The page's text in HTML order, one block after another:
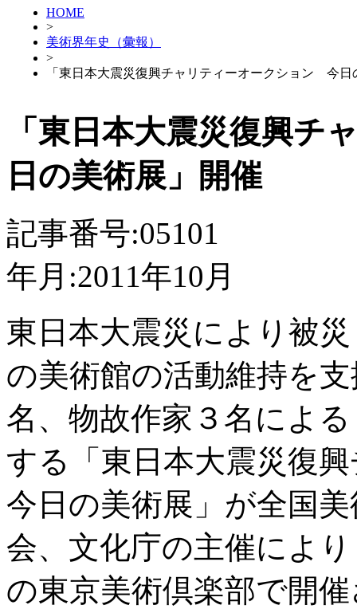
HOME
>
美術界年史（彙報）
>
「東日本大震災復興チャリティーオークション 今日
「東日本大震災復興
日の美術展」開催
記事番号:05101
年月:2011年10月
東日本大震災により被
の美術館の活動維持を
名、物故作家３名によ
する「東日本大震災復
今日の美術展」が全国
会、文化庁の主催によ
の東京美術倶楽部で開